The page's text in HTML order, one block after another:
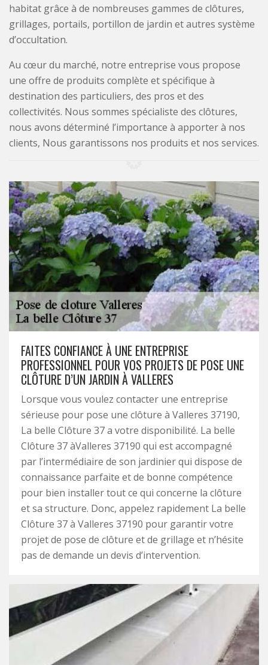
habitat grâce à de nombreuses gammes de clôtures,
grillages, portails, portillon de jardin et autres système
d’occultation.
Au cœur du marché, notre entreprise vous propose
une offre de produits complète et spécifique à
destination des particuliers, des pros et des
collectivités. Nous sommes spécialiste des clôtures,
nous avons déterminé l’importance à apporter à nos
clients, Nous garantissons nos produits et nos services.
FAITES CONFIANCE À UNE ENTREPRISE
PROFESSIONNEL POUR VOS PROJETS DE POSE UNE
CLÔTURE D’UN JARDIN À VALLERES
Lorsque vous voulez contacter une entreprise
sérieuse pour pose une clôture à Valleres 37190,
La belle Clôture 37 a votre disponibilité. La belle
Clôture 37 àValleres 37190 qui est accompagné
par l’intermédiaire de son jardinier qui dispose de
connaissance parfaite et de bonne compétence
pour bien installer tout ce qui concerne la clôture
et sa structure. Donc, appelez rapidement La belle
Clôture 37 à Valleres 37190 pour garantir votre
projet de pose de clôture et de grillage et n’hésite
pas de demande un devis d’intervention.